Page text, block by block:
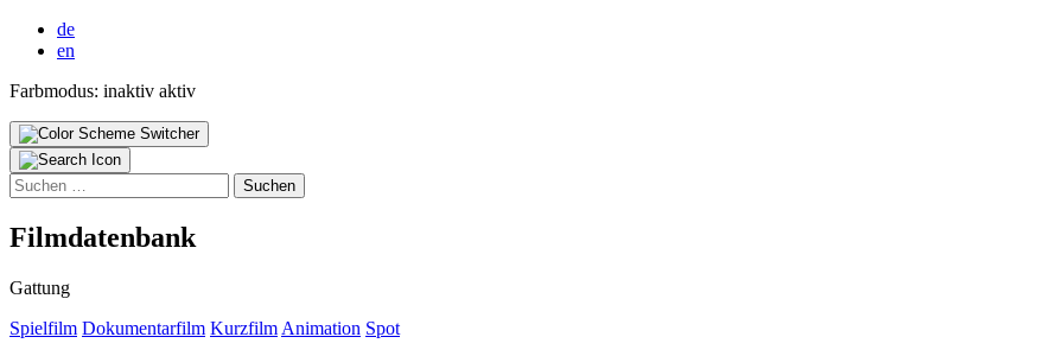
de
en
Farbmodus: inaktiv aktiv
Suchen
nach:
Film­da­ten­bank
Gattung
Spielfilm Dokumentarfilm Kurzfilm Animation Spot